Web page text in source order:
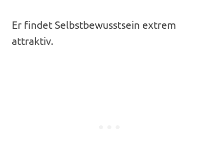
Er findet Selbstbewusstsein extrem
attraktiv.